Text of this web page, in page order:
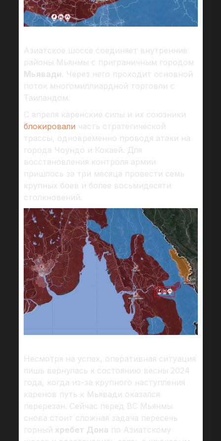
Азиатское шоссе соединяет внутренние
районы Мьянмы с приграничным городом
Мьявади. Через него проходит основной
поток многомиллиардной торговли с
Таиландом.
С апреля каренские силы и их союзники
блокировали часть стратегической
трассы, одновременно проводя атаки на
города Чоундо и Кокаей. Для
восстановления контроля армии
пришлось за три месяца провести семь
крупных боев и более восьмидесяти
столкновений.
Несмотря на успех, оперативная ситуация
лишь вернулась к состоянию весны 2024
года, когда из-за крупного наступления
каренов путь к Мьявади оказался
перерезан. Сейчас перед ВС Мьянмы
снова стоит сложная задача пересечь
горный хребет Дона по Азиатскому